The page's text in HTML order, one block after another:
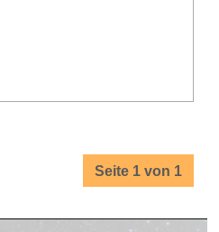
Seite 1 von 1